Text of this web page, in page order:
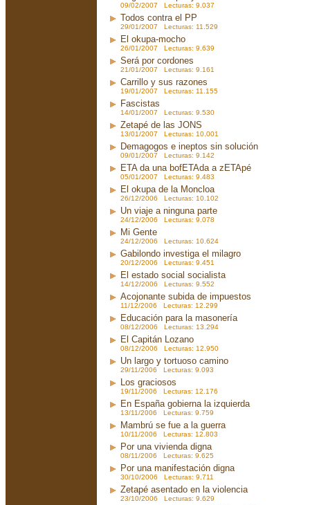
09/02/2007 Lecturas: 9.037
Todos contra el PP
29/01/2007 Lecturas: 11.529
El okupa-mocho
26/01/2007 Lecturas: 9.639
Será por cordones
21/01/2007 Lecturas: 9.161
Carrillo y sus razones
19/01/2007 Lecturas: 11.155
Fascistas
14/01/2007 Lecturas: 9.530
Zetapé de las JONS
13/01/2007 Lecturas: 10.001
Demagogos e ineptos sin solución
09/01/2007 Lecturas: 9.142
ETA da una bofETAda a zETApé
05/01/2007 Lecturas: 9.483
El okupa de la Moncloa
26/12/2006 Lecturas: 10.102
Un viaje a ninguna parte
24/12/2006 Lecturas: 9.078
Mi Gente
24/12/2006 Lecturas: 10.624
Gabilondo investiga el milagro
20/12/2006 Lecturas: 9.451
El estado social socialista
14/12/2006 Lecturas: 9.552
Acojonante subida de impuestos
11/12/2006 Lecturas: 12.299
Educación para la masonería
08/12/2006 Lecturas: 13.294
El Capitán Lozano
08/12/2006 Lecturas: 12.950
Un largo y tortuoso camino
29/11/2006 Lecturas: 9.093
Los graciosos
19/11/2006 Lecturas: 12.176
En España gobierna la izquierda
13/11/2006 Lecturas: 9.759
Mambrú se fue a la guerra
10/11/2006 Lecturas: 12.803
Por una vivienda digna
08/11/2006 Lecturas: 9.625
Por una manifestación digna
30/10/2006 Lecturas: 9.711
Zetapé asentado en la violencia
23/10/2006 Lecturas: 9.629